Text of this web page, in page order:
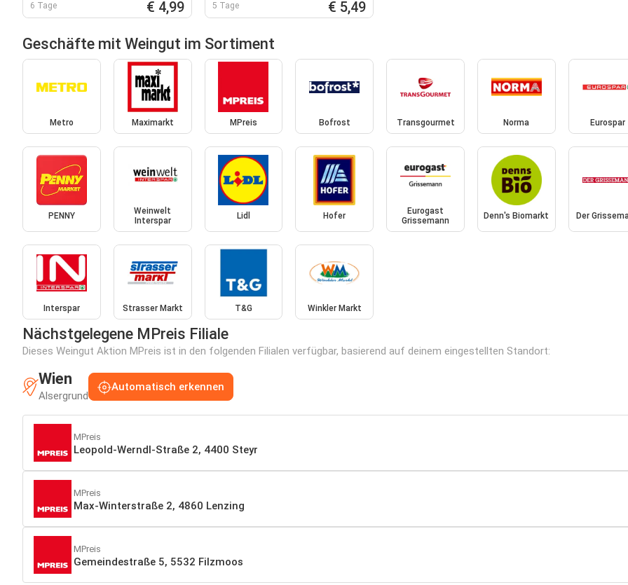
6 Tage € 4,99 5 Tage € 5,49
Geschäfte mit Weingut im Sortiment
Metro Maximarkt MPreis Bofrost Transgourmet Norma Eurospar
PENNY
Weinwelt
Interspar
Lidl Hofer
Eurogast
Grissemann
Denn's Biomarkt Der
Interspar Strasser Markt T&G Winkler Markt
Nächstgelegene MPreis Filiale
Dieses Weingut Aktion MPreis ist in den folgenden Filialen verfügbar, basierend auf deinem eingestellten Standort:
Wien
Alsergrund
Automatisch erkennen
MPreis
Leopold-Werndl-Straße 2, 4400 Steyr
MPreis
Max-Winterstraße 2, 4860 Lenzing
MPreis
Gemeindestraße 5, 5532 Filzmoos